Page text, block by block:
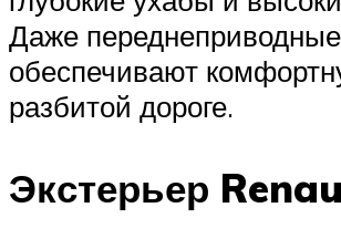
Даже
обеспечивают
разбитой дороге.
Экстерьер